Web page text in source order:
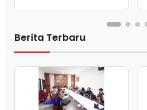
Berita Terbaru
News